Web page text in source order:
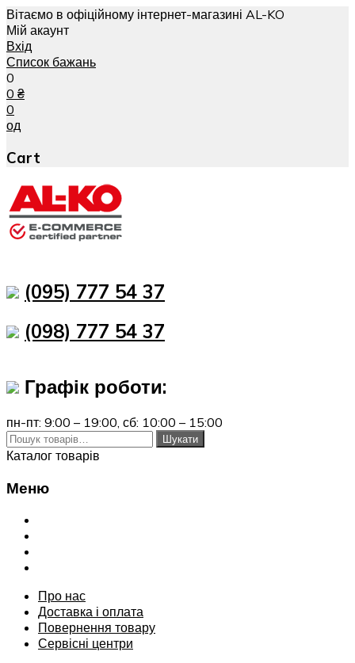
Вітаємо в офіційному інтернет-магазині AL-KO
Мій акаунт
Вхід
Список бажань
0
0 ₴
0
од
Cart
(095) 777 54 37
(098) 777 54 37
Графік роботи:
пн-пт: 9:00 – 19:00, сб: 10:00 – 15:00
Шукати:
Шукати
Каталог товарів
Меню
Переглянути
Про нас
Доставка і оплата
Повернення товару
Сервісні центри